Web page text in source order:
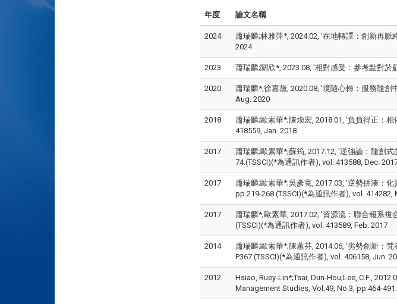
年度 論文名稱
2024
蕭瑞麟;林雅萍*, 2024.02, '在地轉譯：創新再脈
2024
2023 蕭瑞麟;關欣*, 2023.08, '相對感受：參考點對於
2020
蕭瑞麟*;徐嘉黛, 2020.08, '境隨心轉：服務隨創
Aug. 2020
2018
蕭瑞麟;歐素華*;陳煥宏, 2018.01, '負負得正：
418559, Jan. 2018
2017
蕭瑞麟;歐素華*;蘇筠, 2017.12, '逆強論：隨創
74.(TSSCI)(*為通訊作者), vol. 413588, Dec.
2017
蕭瑞麟;歐素華*;吳彥寬, 2017.03, '逆勢拼湊：
pp.219-268.(TSSCI)(*為通訊作者), vol. 414282,
2017
蕭瑞麟*;歐素華, 2017.02, '資源流：聯合報系
(TSSCI)(*為通訊作者), vol. 413589, Feb. 2017
2014
蕭瑞麟;歐素華*;陳蕙芬, 2014.06, '劣勢創新：
P367.(TSSCI)(*為通訊作者), vol. 406158, Jun.
2012
Hsiao, Ruey-Lin*;Tsai, Dun-Hou;Lee, C.F.,
Management Studies, Vol.49, No.3, pp.464-